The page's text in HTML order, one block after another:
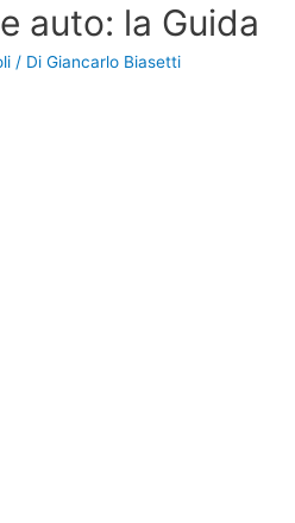
auto: la Guida
/ Di Giancarlo Biasetti